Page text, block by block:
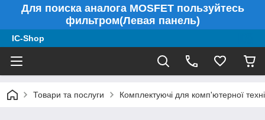
Для поиска аналога MOSFET пользуйтесь
фильтром(Левая панель)
IC-Shop
Товари та послуги Комплектуючі для комп'ютерної